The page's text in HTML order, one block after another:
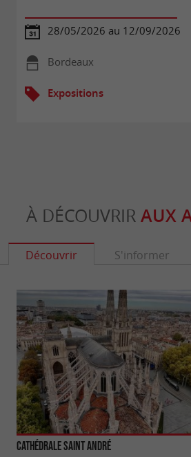
28/05/2026 au 12/09/2026
Bordeaux
Expositions
À DÉCOUVRIR AUX
Découvrir S'informer
Cathédrale Saint André